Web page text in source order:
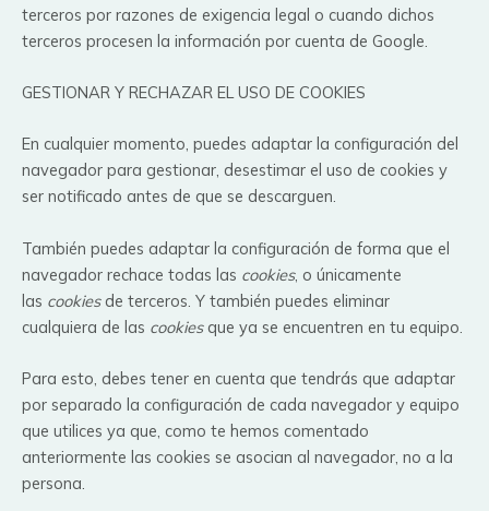
terceros por razones de exigencia legal o cuando dichos
terceros procesen la información por cuenta de Google.
GESTIONAR Y RECHAZAR EL USO DE COOKIES
En cualquier momento, puedes adaptar la configuración del
navegador para gestionar, desestimar el uso de cookies y
ser notificado antes de que se descarguen.
También puedes adaptar la configuración de forma que el
navegador rechace todas las cookies, o únicamente
las cookiesde terceros. Y también puedes eliminar
cualquiera de las cookiesque ya se encuentren en tu equipo.
Para esto, debes tener en cuenta que tendrás que adaptar
por separado la configuración de cada navegador y equipo
que utilices ya que, como te hemos comentado
anteriormente las cookies se asocian al navegador, no a la
persona.